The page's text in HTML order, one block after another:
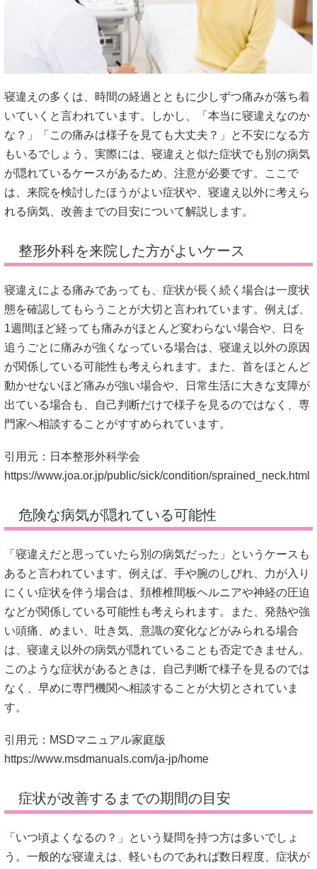
寝違えの多くは、時間の経過とともに少しずつ痛みが落ち着
いていくと言われています。しかし、「本当に寝違えなのか
な？」「この痛みは様子を見ても大丈夫？」と不安になる方
もいるでしょう。実際には、寝違えと似た症状でも別の病気
が隠れているケースがあるため、注意が必要です。ここで
は、来院を検討したほうがよい症状や、寝違え以外に考えら
れる病気、改善までの目安について解説します。
整形外科を来院した方がよいケース
寝違えによる痛みであっても、症状が長く続く場合は一度状
態を確認してもらうことが大切と言われています。例えば、
1週間ほど経っても痛みがほとんど変わらない場合や、日を
追うごとに痛みが強くなっている場合は、寝違え以外の原因
が関係している可能性も考えられます。また、首をほとんど
動かせないほど痛みが強い場合や、日常生活に大きな支障が
出ている場合も、自己判断だけで様子を見るのではなく、専
門家へ相談することがすすめられています。
引用元：日本整形外科学会
https://www.joa.or.jp/public/sick/condition/sprained_neck.html
危険な病気が隠れている可能性
「寝違えだと思っていたら別の病気だった」というケースも
あると言われています。例えば、手や腕のしびれ、力が入り
にくい症状を伴う場合は、頚椎椎間板ヘルニアや神経の圧迫
などが関係している可能性も考えられます。また、発熱や強
い頭痛、めまい、吐き気、意識の変化などがみられる場合
は、寝違え以外の病気が隠れていることも否定できません。
このような症状があるときは、自己判断で様子を見るのでは
なく、早めに専門機関へ相談することが大切とされていま
す。
引用元：MSDマニュアル家庭版
https://www.msdmanuals.com/ja-jp/home
症状が改善するまでの期間の目安
「いつ頃よくなるの？」という疑問を持つ方は多いでしょ
う。一般的な寝違えは、軽いものであれば数日程度、症状が